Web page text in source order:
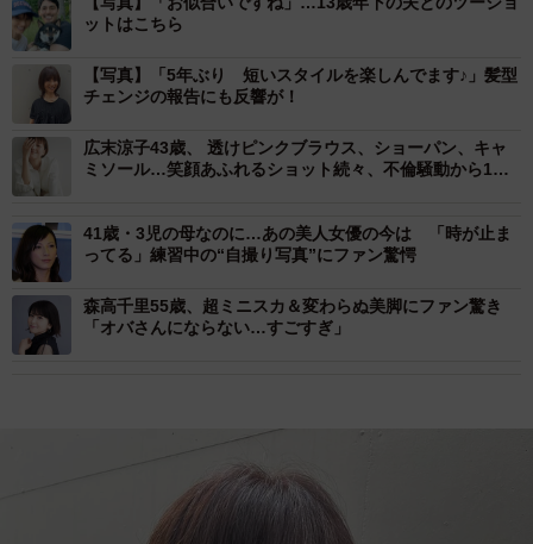
ットはこちら
【写真】「5年ぶり 短いスタイルを楽しんでます♪」髪型
チェンジの報告にも反響が！
広末涼子43歳、 透けピンクブラウス、ショーパン、キャ
ミソール…笑顔あふれるショット続々、不倫騒動から1年
41歳・3児の母なのに…あの美人女優の今は 「時が止ま
ってる」練習中の“自撮り写真”にファン驚愕
森高千里55歳、超ミニスカ＆変わらぬ美脚にファン驚き
「オバさんにならない…すごすぎ」